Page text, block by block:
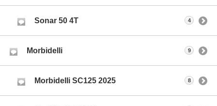
Sonar 50 4T 4
Morbidelli 9
Morbidelli SC125 2025 8